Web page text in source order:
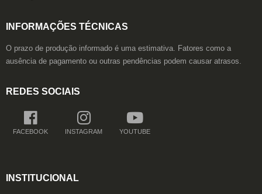
INFORMAÇÕES TÉCNICAS
O prazo de produção informado é uma estimativa. Fatores como a
ausência de pagamento ou outras pendências podem causar atrasos.
REDES SOCIAIS
FACEBOOK INSTAGRAM YOUTUBE
INSTITUCIONAL